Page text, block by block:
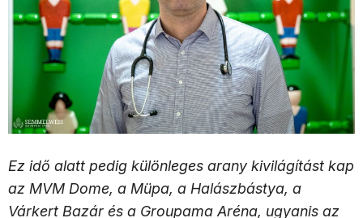
Ez idő alatt pedig különleges arany kivilágítást kap
az MVM Dome, a Müpa, a Halászbástya, a
Várkert Bazár és a Groupama Aréna, ugyanis az